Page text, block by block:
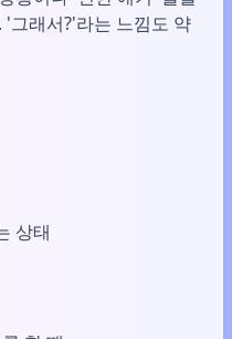
그래서?'라는 느낌도 약
상태